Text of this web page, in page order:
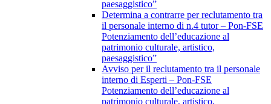
paesaggistico”
Determina a contrarre per reclutamento tra
il personale interno di n.4 tutor – Pon-FSE
Potenziamento dell’educazione al
patrimonio culturale, artistico,
paesaggistico”
Avviso per il reclutamento tra il personale
interno di Esperti – Pon-FSE
Potenziamento dell’educazione al
patrimonio culturale, artistico,